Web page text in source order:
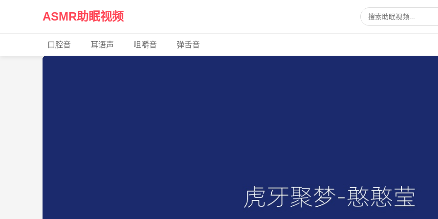
ASMR助眠视频
口腔音 耳语声 咀嚼音 弹舌音